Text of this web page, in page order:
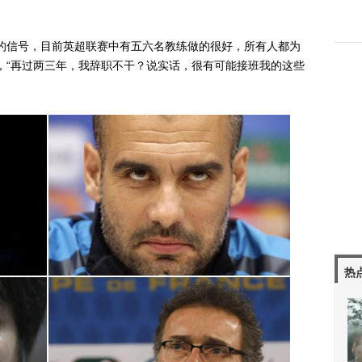
，目前英超联赛中有五六名教练做的很好，所有人都为
再过两三年，我辞职不干？说实话，很有可能接班我的这些
热